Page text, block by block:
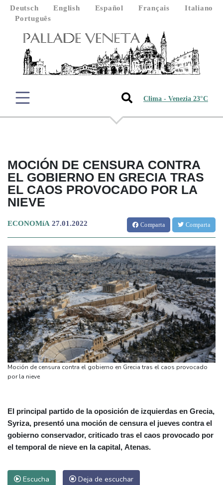
Deutsch English Español Français
Italiano
Português
Clima - Venezia 23°C
MOCIÓN DE CENSURA CONTRA
EL GOBIERNO EN GRECIA TRAS
EL CAOS PROVOCADO POR LA
NIEVE
ECONOMíA 27.01.2022 Comparta Comparta
Moción de censura contra el gobierno en Grecia tras el caos provocado
por la nieve
El principal partido de la oposición de izquierdas en Grecia,
Syriza, presentó una moción de censura el jueves contra el
gobierno conservador, criticado tras el caos provocado por
el temporal de nieve en la capital, Atenas.
Escucha Deja de escuchar